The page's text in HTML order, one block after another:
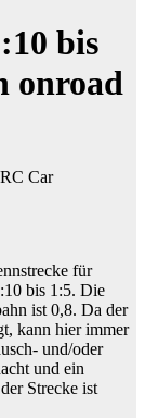
bis
onroad
Car
für
bis 1:5. Die
ist 0,8. Da der
kann hier immer
und/oder
und ein
Strecke ist